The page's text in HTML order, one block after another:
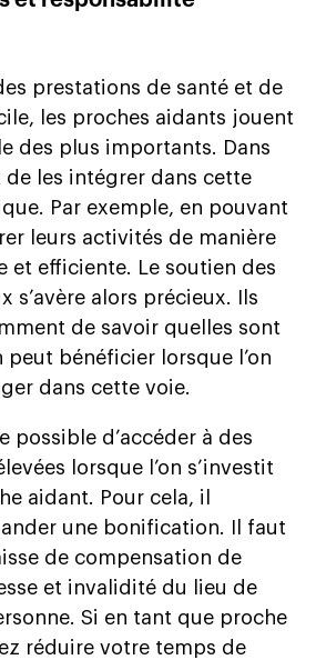
prestations de santé et de
les proches aidants jouent
des plus importants. Dans
de les intégrer dans cette
Par exemple, en pouvant
leurs activités de manière
et efficiente. Le soutien des
s’avère alors précieux. Ils
de savoir quelles sont
peut bénéficier lorsque l’on
dans cette voie.
possible d’accéder à des
lorsque l’on s’investit
aidant. Pour cela, il
une bonification. Il faut
de compensation de
et invalidité du lieu de
Si en tant que proche
réduire votre temps de